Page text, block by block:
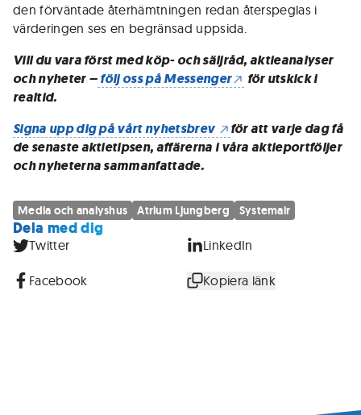
den förväntade återhämtningen redan återspeglas i
värderingen ses en begränsad uppsida.
Vill du vara först med köp- och säljråd, aktieanalyser
och nyheter –följ oss på Messenger
för utskick i
realtid.
Signa upp dig på vårt nyhetsbrev
för att varje dag få
de senaste aktietipsen, affärerna i våra aktieportföljer
och nyheterna sammanfattade.
Media och analyshus Atrium Ljungberg Systemair
Dela med dig
Twitter LinkedIn
Facebook Kopiera länk